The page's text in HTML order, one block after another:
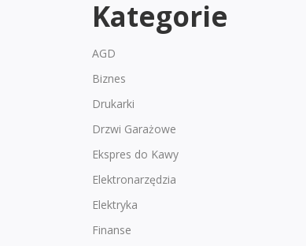
Kategorie
AGD
Biznes
Drukarki
Drzwi Garażowe
Ekspres do Kawy
Elektronarzędzia
Elektryka
Finanse